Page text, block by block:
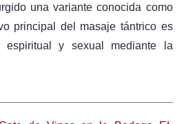
una variante conocida como
principal del masaje tántrico es
espiritual y sexual mediante la